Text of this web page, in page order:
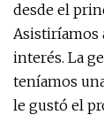
desde el
Asistiríamos
interés. La
teníamos
le gustó el